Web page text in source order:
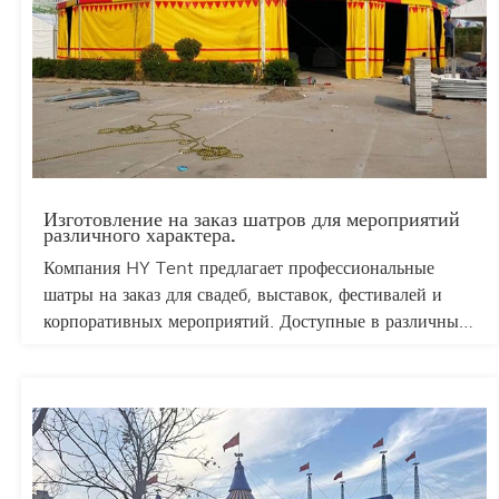
Изготовление на заказ шатров для мероприятий
различного характера.
Компания HY Tent предлагает профессиональные
шатры на заказ для свадеб, выставок, фестивалей и
корпоративных мероприятий. Доступные в различных
прочным алюминиевым рамам, водонепроницаемой
ткани ПВХ и возможности индивидуальной
настройки дизайна (размер/цвет/брендинг), наши